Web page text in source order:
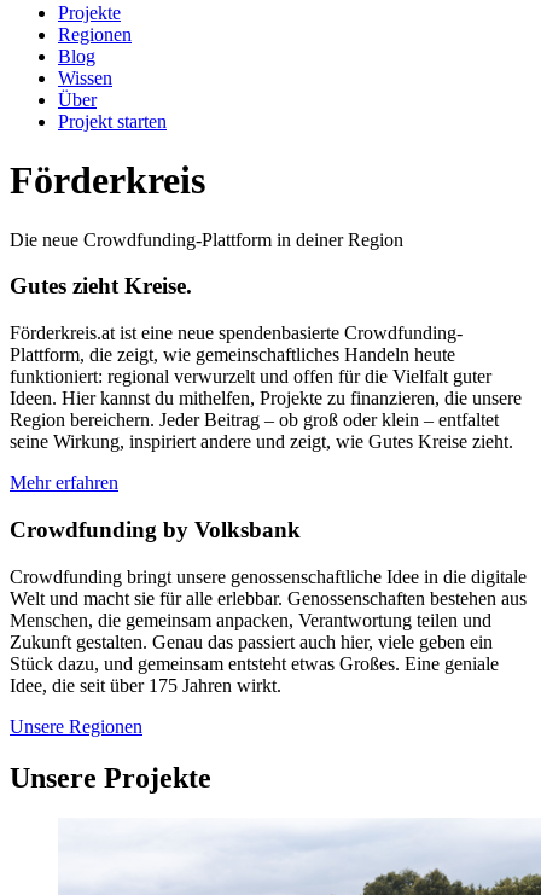
Projekte
Regionen
Blog
Wissen
Über
Projekt starten
Förderkreis
Die neue Crowdfunding-Plattform in deiner Region
Gutes zieht Kreise.
Förderkreis.at ist eine neue spendenbasierte Crowdfunding-
Plattform, die zeigt, wie gemeinschaftliches Handeln heute
funktioniert: regional verwurzelt und offen für die Vielfalt guter
Ideen. Hier kannst du mithelfen, Projekte zu finanzieren, die unsere
Region bereichern. Jeder Beitrag – ob groß oder klein – entfaltet
seine Wirkung, inspiriert andere und zeigt, wie Gutes Kreise zieht.
Mehr erfahren
Crowdfunding by Volksbank
Crowdfunding bringt unsere genossenschaftliche Idee in die digitale
Welt und macht sie für alle erlebbar. Genossenschaften bestehen aus
Menschen, die gemeinsam anpacken, Verantwortung teilen und
Zukunft gestalten. Genau das passiert auch hier, viele geben ein
Stück dazu, und gemeinsam entsteht etwas Großes. Eine geniale
Idee, die seit über 175 Jahren wirkt.
Unsere Regionen
Unsere Projekte